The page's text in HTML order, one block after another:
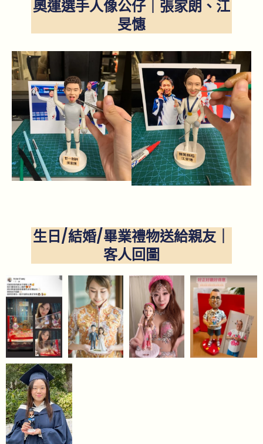
奧運選手人像公仔｜張家朗、江
旻憓
生日/結婚/畢業禮物送給親友｜
客人回圖